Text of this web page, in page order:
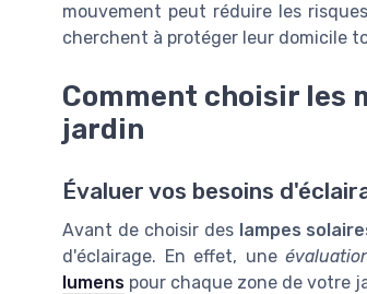
mouvement peut réduire les
cherchent à protéger leur domicile
Comment choisir les
jardin
Évaluer vos besoins
Avant de choisir des lampes
d'éclairage. En effet, une
lumens pour chaque zone de votre